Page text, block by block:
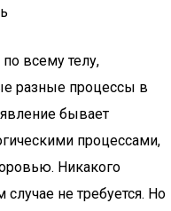
всему телу,
разные процессы в
бывает
процессами,
Никакого
не требуется. Но